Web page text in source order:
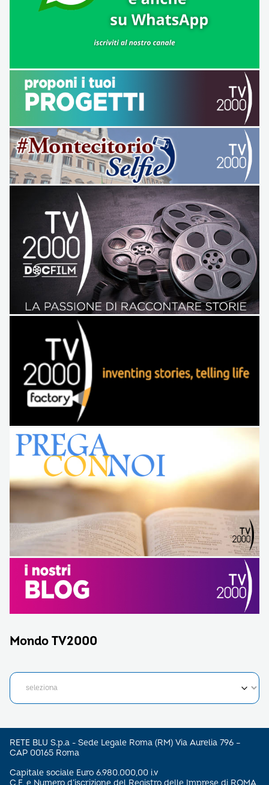
Mondo TV2000
RETE BLU S.p.a - Sede Legale Roma (RM) Via Aurelia 796 –
CAP 00165 Roma
Capitale sociale Euro 6.980.000,00 i.v
C.F. e Numero d’iscrizione del Registro delle Imprese di ROMA